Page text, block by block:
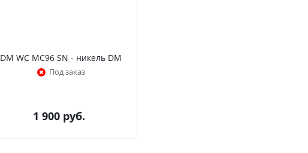
DM WC MC96 SN - никель DM
Под заказ
1 900 руб.